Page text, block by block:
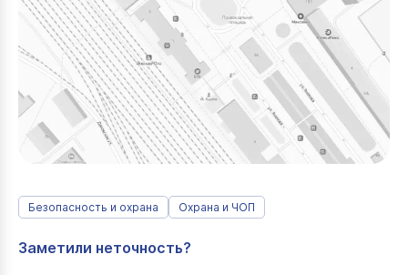
Безопасность и охрана Охрана и ЧОП
Заметили неточность?